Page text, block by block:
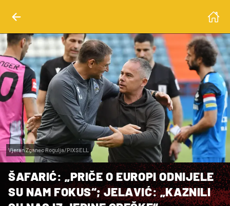
Vjeran Zganec Rogulja/PIXSELL
ŠAFARIĆ: „PRIČE O EUROPI ODNIJELE
SU NAM FOKUS“; JELAVIĆ: „KAZNILI